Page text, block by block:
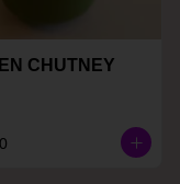
CHUTNEY